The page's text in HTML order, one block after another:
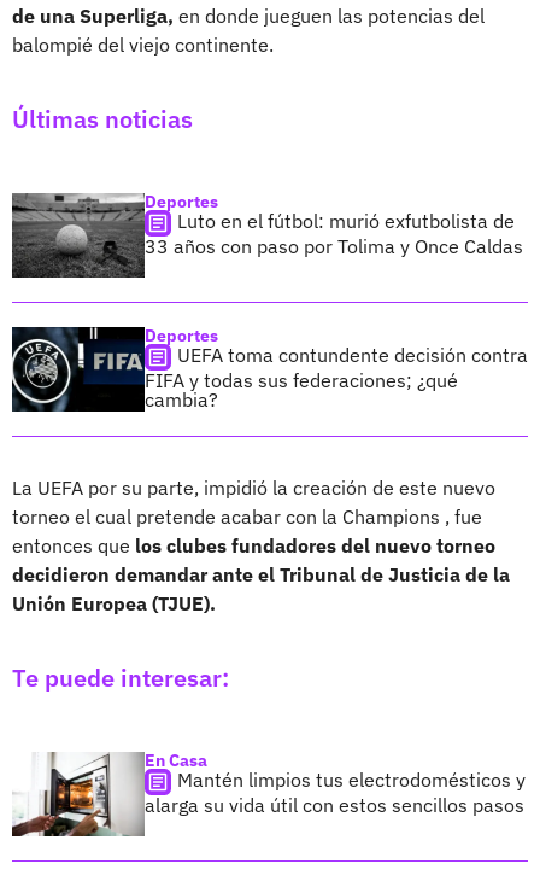
de una Superliga, en donde jueguen las potencias del
balompié del viejo continente.
Últimas noticias
Deportes
Luto en el fútbol: murió exfutbolista de
33 años con paso por Tolima y Once Caldas
Deportes
UEFA toma contundente decisión contra
FIFA y todas sus federaciones; ¿qué
cambia?
La UEFA por su parte, impidió la creación de este nuevo
torneo el cual pretende acabar con la Champions , fue
entonces que los clubes fundadores del nuevo torneo
decidieron demandar ante el Tribunal de Justicia de la
Unión Europea (TJUE).
Te puede interesar:
En Casa
Mantén limpios tus electrodomésticos y
alarga su vida útil con estos sencillos pasos